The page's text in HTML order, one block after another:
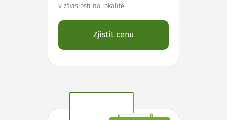
V závislosti na lokalitě.
Zjistit cenu